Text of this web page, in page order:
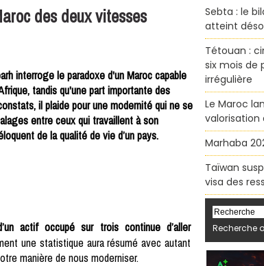
des deux vitesses
interroge le paradoxe d'un Maroc capable
tandis qu'une part importante des
il plaide pour une modernité qui ne se
entre ceux qui travaillent à son
de la qualité de vie d’un pays.
actif occupé sur trois continue d’aller
une statistique aura résumé avec autant
manière de nous moderniser.
Sebta : le
atteint
Tétouan :
six mois de
irrégulière
Le Maroc
valorisation
Marhaba
Taïwan
visa des
Recherche